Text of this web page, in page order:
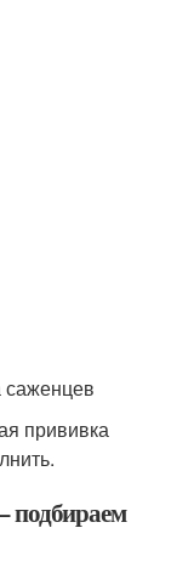
саженцев
прививка
подбираем